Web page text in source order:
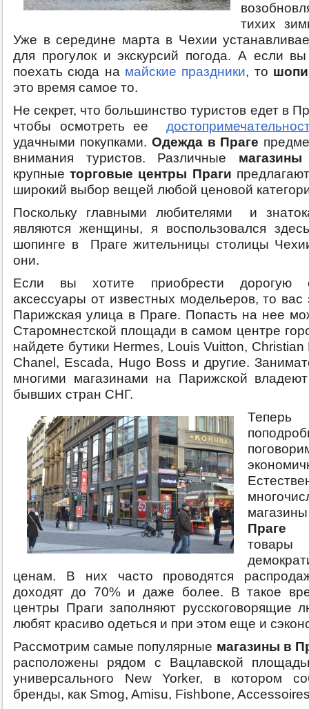
тихих
Уже в середине марта в Чехии
для прогулок и экскурсий погода. А если вы
поехать сюда на майские праздники, то
это время самое то.
Не секрет, что большинство туристов едет в
чтобы осмотреть ее
удачными покупками. Одежда в Праге
внимания туристов. Различные
крупныеторговые центры Праги
широкий выбор вещей любой ценовой
Поскольку главными любителями и
являются женщины, я воспользовался
шопинге в Праге жительницы столицы
они.
Если вы хотите приобрести дорогую
аксессуары от известных модельеров, то вас
Парижская улица в Праге. Попасть на нее
Старомнестской площади в самом центре
найдете бутики Hermes, Louis Vuitton, Christian
Chanel, Escada, Hugo Boss и другие.
многими магазинами на Парижской
бывших стран СНГ.
Праге
ценам. В них часто проводятся
доходят до 70% и даже более. В такое
центры Праги заполняют русскоговорящие
любят красиво одеться и при этом еще и
Рассмотрим самые популярные магазины в
расположены рядом с Вацлавской
универсального New Yorker, в котором
бренды, как Smog, Amisu, Fishbone,